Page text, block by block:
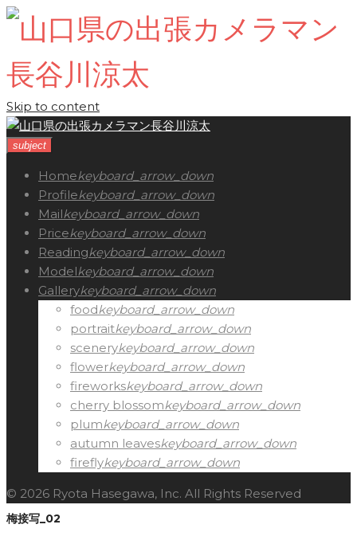
Skip to content
subject
Homekeyboard_arrow_down
Profilekeyboard_arrow_down
Mailkeyboard_arrow_down
Pricekeyboard_arrow_down
Readingkeyboard_arrow_down
Modelkeyboard_arrow_down
Gallerykeyboard_arrow_down
foodkeyboard_arrow_down
portraitkeyboard_arrow_down
scenerykeyboard_arrow_down
flowerkeyboard_arrow_down
fireworkskeyboard_arrow_down
cherry blossomkeyboard_arrow_down
plumkeyboard_arrow_down
autumn leaveskeyboard_arrow_down
fireflykeyboard_arrow_down
© 2026 Ryota Hasegawa, Inc. All Rights Reserved
梅接写_02